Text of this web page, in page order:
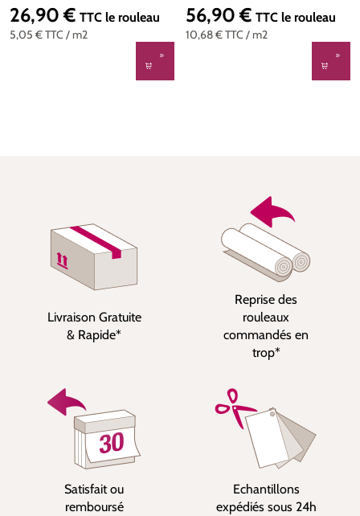
5,05 €TTC / m2
Prix régulier :
26,90 € TTC le rouleau
10,68 €TTC / m2
Prix régulier :
56,90 € TTC le rouleau
Livraison Gratuite
& Rapide*
Reprise des
rouleaux
commandés en
trop*
Satisfait ou
remboursé
Echantillons
expédiés sous 24h